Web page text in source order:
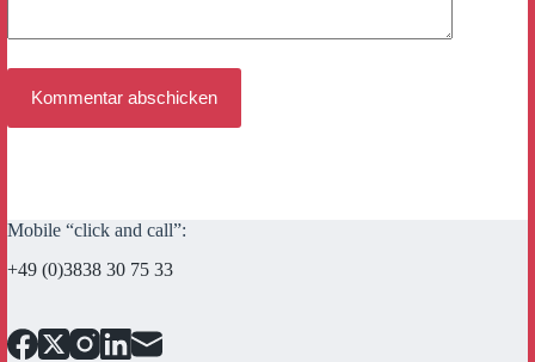
Kommentar abschicken
Mobile “click and call”:
+49 (0)3838 30 75 33